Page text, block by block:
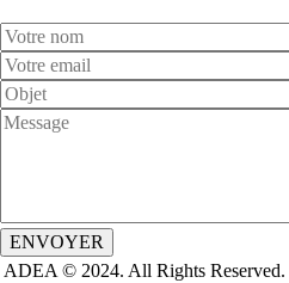
Your
Name
Your
Email
Subject
Message
ADEA © 2024. All Rights Reserved.